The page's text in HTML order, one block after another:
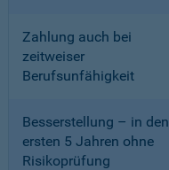
Zahlung auch bei
zeitweiser
Berufsunfähigkeit
Besserstellung – in den
ersten 5 Jahren ohne
Risikoprüfung